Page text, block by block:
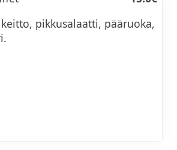
pikkusalaatti, pääruoka,